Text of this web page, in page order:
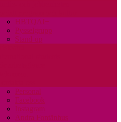
HBTQAI+
Pysselgrupp
Stand-up
Personal
Facebook
Instagram
Andra Fontänhus